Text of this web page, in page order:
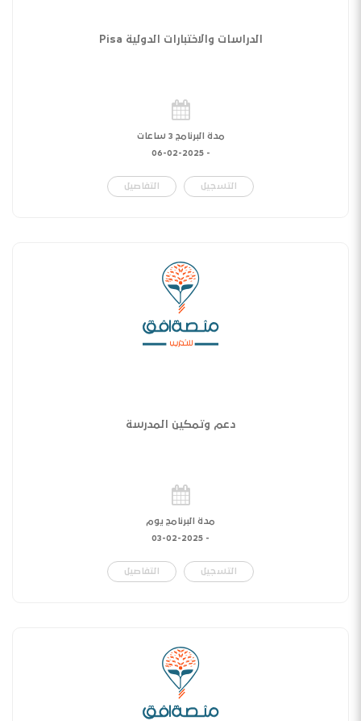
الدراسات والاختبارات الدولية Pisa
مدة البرنامج 3 ساعات
-
06-02-2025
التسجيل التفاصيل
دعم وتمكين المدرسة
مدة البرنامج يوم
-
03-02-2025
التسجيل التفاصيل